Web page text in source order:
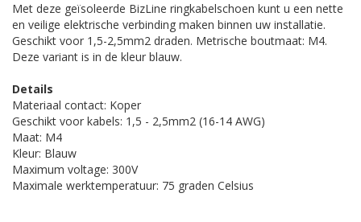
Met deze geïsoleerde BizLine ringkabelschoen kunt u een nette
en veilige elektrische verbinding maken binnen uw installatie.
Geschikt voor 1,5-2,5mm2 draden. Metrische boutmaat: M4.
Deze variant is in de kleur blauw.
Details
Materiaal contact: Koper
Geschikt voor kabels: 1,5 - 2,5mm2 (16-14 AWG)
Maat: M4
Kleur: Blauw
Maximum voltage: 300V
Maximale werktemperatuur: 75 graden Celsius